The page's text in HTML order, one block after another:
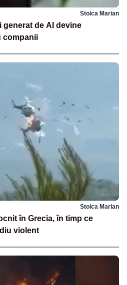
Stoica Marian
de AI devine
companii
Stoica Marian
în Grecia, în timp ce
violent